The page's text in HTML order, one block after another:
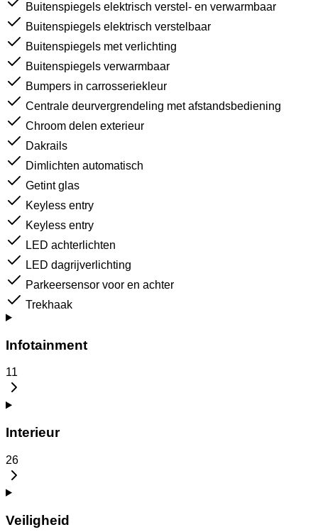
Buitenspiegels elektrisch verstel- en verwarmbaar
Buitenspiegels elektrisch verstelbaar
Buitenspiegels met verlichting
Buitenspiegels verwarmbaar
Bumpers in carrosseriekleur
Centrale deurvergrendeling met afstandsbediening
Chroom delen exterieur
Dakrails
Dimlichten automatisch
Getint glas
Keyless entry
Keyless entry
LED achterlichten
LED dagrijverlichting
Parkeersensor voor en achter
Trekhaak
Infotainment
11
Interieur
26
Veiligheid